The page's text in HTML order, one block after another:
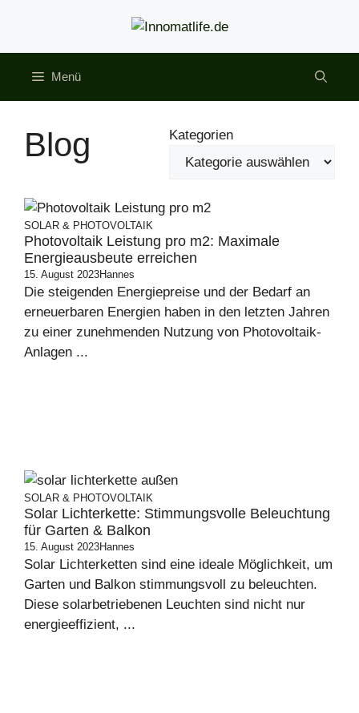
springen
Menü
Blog Kategorien
SOLAR & PHOTOVOLTAIK
Photovoltaik Leistung pro m2: Maximale
Energieausbeute erreichen
15. August 2023Hannes
Die steigenden Energiepreise und der Bedarf an
erneuerbaren Energien haben in den letzten Jahren
zu einer zunehmenden Nutzung von Photovoltaik-
Anlagen ...
SOLAR & PHOTOVOLTAIK
Solar Lichterkette: Stimmungsvolle Beleuchtung
für Garten & Balkon
15. August 2023Hannes
Solar Lichterketten sind eine ideale Möglichkeit, um
Garten und Balkon stimmungsvoll zu beleuchten.
Diese solarbetriebenen Leuchten sind nicht nur
energieeffizient, ...